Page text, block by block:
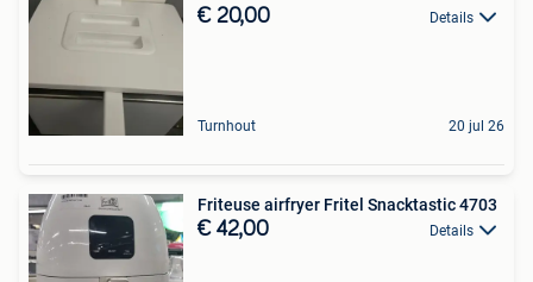
€ 20,00 Details
Turnhout 20 jul 26
Friteuse airfryer Fritel Snacktastic 4703
€ 42,00 Details